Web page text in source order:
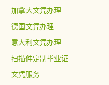
加拿大文凭办理
德国文凭办理
意大利文凭办理
扫描件定制毕业证
文凭服务